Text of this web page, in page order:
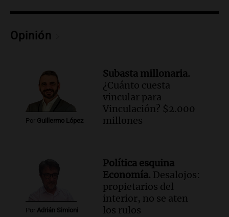
Una mañana para todos
Audio.
Panorama Federal
Episodios
Opinión
Por Guillermo López
Subasta millonaria.
¿Cuánto cuesta
vincular para
Vinculación? $2.000
millones
Por Adrián Simioni
Política esquina
Economía. Desalojos:
propietarios del
interior, no se aten
los rulos